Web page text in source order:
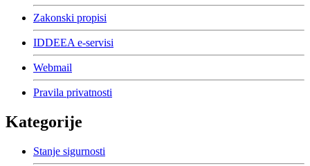
Zakonski propisi
IDDEEA e-servisi
Webmail
Pravila privatnosti
Kategorije
Stanje sigurnosti